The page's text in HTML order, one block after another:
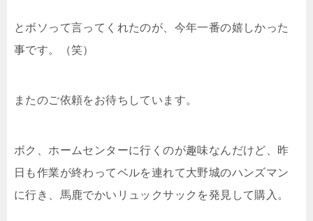
とボソって言ってくれたのが、今年一番の嬉しかった
事です。（笑）
またのご依頼をお待ちしています。
ボク、ホームセンターに行くのが趣味なんだけど、昨
日も作業が終わってベルを連れて大野城のハンズマン
に行き、馬鹿でかいリュックサックを発見して購入。